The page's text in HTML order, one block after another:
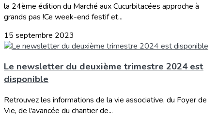
la 24ème édition du Marché aux Cucurbitacées approche à
grands pas !Ce week-end festif et...
15 septembre 2023
Le newsletter du deuxième trimestre 2024 est
disponible
Retrouvez les informations de la vie associative, du Foyer de
Vie, de l'avancée du chantier de...